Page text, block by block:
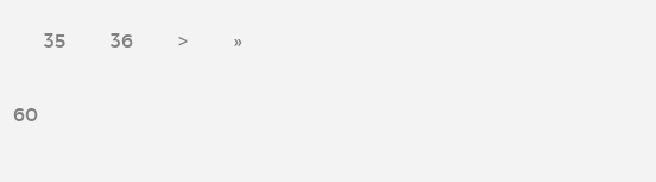
35 36 > »
60